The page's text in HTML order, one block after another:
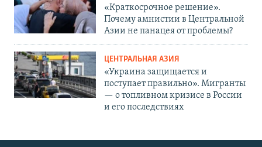
«Краткосрочное решение».
Почему амнистии в Центральной
Азии не панацея от проблемы?
ЦЕНТРАЛЬНАЯ АЗИЯ
«Украина защищается и
поступает правильно». Мигранты
— о топливном кризисе в России
и его последствиях